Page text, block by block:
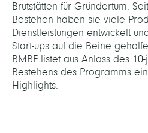
Brutstätten für Gründertum.
Bestehen haben sie viele
Dienstleistungen entwickelt
Start-ups auf die Beine
BMBF listet aus Anlass des
Bestehens des Programms
Highlights.